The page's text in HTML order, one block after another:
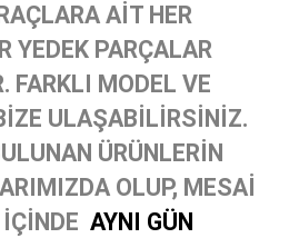
AİT HER
YEDEK PARÇALAR
FARKLI MODEL VE
ULAŞABİLİRSİNİZ.
ÜRÜNLERİN
OLUP, MESAİ
AYNI GÜN